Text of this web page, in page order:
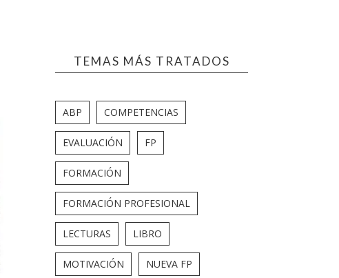
TEMAS MÁS TRATADOS
ABP COMPETENCIAS
EVALUACIÓN FP
FORMACIÓN
FORMACIÓN PROFESIONAL
LECTURAS LIBRO
MOTIVACIÓN NUEVA FP